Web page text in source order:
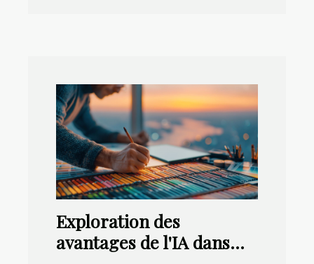
Exploration des
avantages de l'IA dans